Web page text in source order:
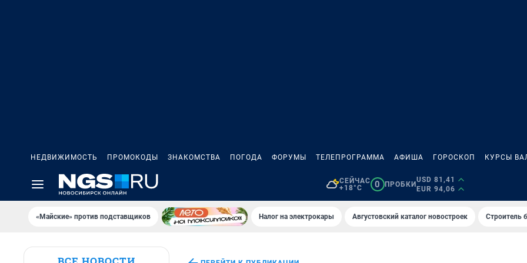
НЕДВИЖИМОСТЬ ПРОМОКОДЫ ЗНАКОМСТВА ПОГОДА ФОРУМЫ ТЕЛЕПРОГРАММА АФИША ГОРОСКОП КУРСЫ
СЕЙЧАС
+18°C
0 ПРОБКИ
USD 81,41
EUR 94,06
«Майские» против подставщиков Налог на электрокары Августовский каталог новостроек Строитель